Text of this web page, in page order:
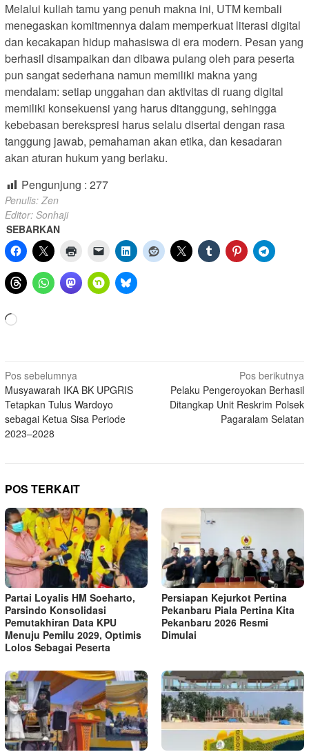
Melalui kuliah tamu yang penuh makna ini, UTM kembali
menegaskan komitmennya dalam memperkuat literasi digital
dan kecakapan hidup mahasiswa di era modern. Pesan yang
berhasil disampaikan dan dibawa pulang oleh para peserta
pun sangat sederhana namun memiliki makna yang
mendalam: setiap unggahan dan aktivitas di ruang digital
memiliki konsekuensi yang harus ditanggung, sehingga
kebebasan berekspresi harus selalu disertai dengan rasa
tanggung jawab, pemahaman akan etika, dan kesadaran
akan aturan hukum yang berlaku.
Pengunjung : 277
Penulis: Zen
Editor: Sonhaji
SEBARKAN
Navigasi
pos
Pos sebelumnya
Musyawarah IKA BK UPGRIS
Tetapkan Tulus Wardoyo
sebagai Ketua Sisa Periode
2023–2028
Pos berikutnya
Pelaku Pengeroyokan Berhasil
Ditangkap Unit Reskrim Polsek
Pagaralam Selatan
POS TERKAIT
Partai Loyalis HM Soeharto,
Parsindo Konsolidasi
Pemutakhiran Data KPU
Menuju Pemilu 2029, Optimis
Lolos Sebagai Peserta
Persiapan Kejurkot Pertina
Pekanbaru Piala Pertina Kita
Pekanbaru 2026 Resmi
Dimulai